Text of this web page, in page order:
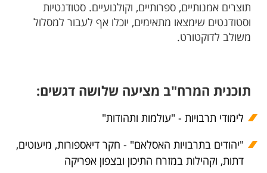
תוצרים אמנותיים, ספרותיים, וקולנועיים. סטודנטיות
וסטודנטים שימצאו מתאימים, יוכלו אף לעבור למסלול
משולב לדוקטורט.
תוכנית המרח"ב מציעה שלושה דגשים:
לימודי תרבויות - "עולמות ותהודות"
"יהודים בתרבויות האסלאם" - חקר דיאספורות, מיעוטים,
דתות, וקהילות במזרח התיכון ובצפון אפריקה